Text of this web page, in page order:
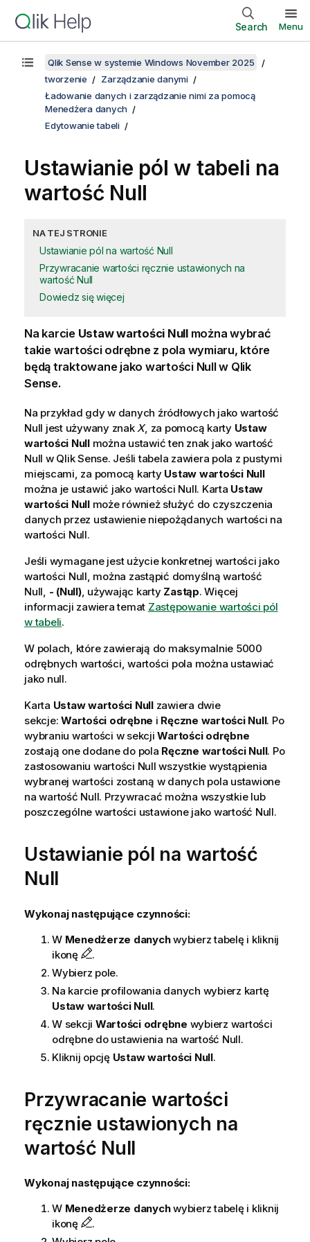
Search Menu
Qlik Sense w systemie Windows November 2025
tworzenie
Zarządzanie danymi
Ładowanie danych i zarządzanie nimi za pomocą
Menedżera danych
Edytowanie tabeli
Ustawianie pól w tabeli na
wartość Null
NA TEJ STRONIE
Ustawianie pól na wartość Null
Przywracanie wartości ręcznie ustawionych na
wartość Null
Dowiedz się więcej
Na karcie Ustaw wartości Nullmożna wybrać
takie wartości odrębne z pola wymiaru, które
będą traktowane jako wartości Null w Qlik
Sense.
Na przykład gdy w danych źródłowych jako wartość
Null jest używany znakX, za pomocą karty Ustaw
wartości Nullmożna ustawić ten znak jako wartość
Null w Qlik Sense. Jeśli tabela zawiera pola z pustymi
miejscami, za pomocą karty Ustaw wartości Null
można je ustawić jako wartości Null. Karta Ustaw
wartości Nullmoże również służyć do czyszczenia
danych przez ustawienie niepożądanych wartości na
wartości Null.
Jeśli wymagane jest użycie konkretnej wartości jako
wartości Null, można zastąpić domyślną wartość
Null, - (Null), używając karty Zastąp. Więcej
informacji zawiera temat Zastępowanie wartości pól
w tabeli.
W polach, które zawierają do maksymalnie 5000
odrębnych wartości, wartości pola można ustawiać
jako null.
Karta Ustaw wartości Nullzawiera dwie
sekcje: Wartości odrębne i Ręczne wartości Null. Po
wybraniu wartości w sekcjiWartości odrębne
zostają one dodane do pola Ręczne wartości Null. Po
zastosowaniu wartości Null wszystkie wystąpienia
wybranej wartości zostaną w danych pola ustawione
na wartość Null. Przywracać można wszystkie lub
poszczególne wartości ustawione jako wartość Null.
Ustawianie pól na wartość
Null
Wykonaj następujące czynności:
W Menedżerze danychwybierz tabelę i kliknij
ikonę
.
Wybierz pole.
Na karcie profilowania danych wybierz kartę
Ustaw wartości Null.
W sekcji Wartości odrębne wybierz wartości
odrębne do ustawienia na wartość Null.
Kliknij opcję Ustaw wartości Null.
Przywracanie wartości
ręcznie ustawionych na
wartość Null
Wykonaj następujące czynności:
W Menedżerze danychwybierz tabelę i kliknij
ikonę
.